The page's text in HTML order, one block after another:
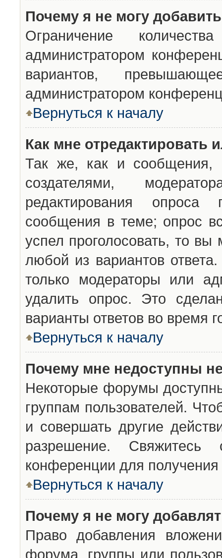
Почему я не могу
Ограничение
администратором
вариантов,
администратором
Вернуться к началу
Как мне отредактировать
Так же, как и сообщения,
создателями,
редактирования опроса
сообщения в теме; опрос
успел проголосовать, то вы
любой из вариантов
только модераторы или
удалить опрос. Это
варианты ответов во время
Вернуться к началу
Почему мне недоступны
Некоторые форумы
группам пользователей.
и совершать другие
разрешение. Свяжитесь
конференции для получения
Вернуться к началу
Почему я не могу
Право добавления
форума, группы или